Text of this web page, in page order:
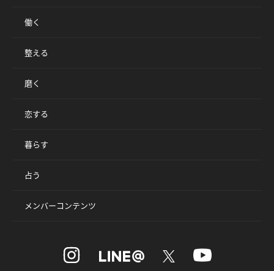
働く
整える
磨く
恋する
暮らす
占う
メンバーコンテンツ